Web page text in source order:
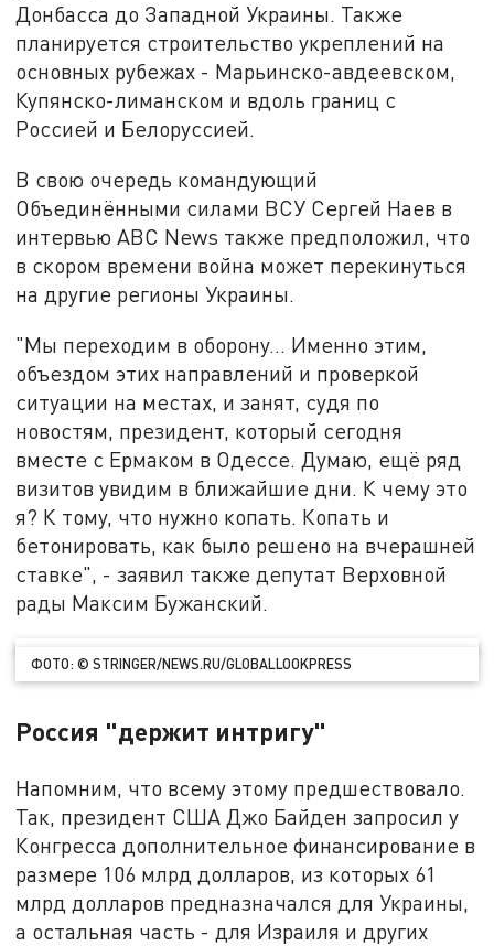
Донбасса до Западной Украины. Также
планируется строительство укреплений на
основных рубежах - Марьинско-авдеевском,
Купянско-лиманском и вдоль границ с
Россией и Белоруссией.
В свою очередь командующий
Объединёнными силами ВСУ Сергей Наев в
интервью ABC News также предположил, что
в скором времени война может перекинуться
на другие регионы Украины.
"Мы переходим в оборону… Именно этим,
объездом этих направлений и проверкой
ситуации на местах, и занят, судя по
новостям, президент, который сегодня
вместе с Ермаком в Одессе. Думаю, ещё ряд
визитов увидим в ближайшие дни. К чему это
я? К тому, что нужно копать. Копать и
бетонировать, как было решено на вчерашней
ставке", - заявил также депутат Верховной
рады Максим Бужанский.
ФОТО: © STRINGER/NEWS.RU/GLOBALLOOKPRESS
Россия "держит интригу"
Напомним, что всему этому предшествовало.
Так, президент США Джо Байден запросил у
Конгресса дополнительное финансирование в
размере 106 млрд долларов, из которых 61
млрд долларов предназначался для Украины,
а остальная часть - для Израиля и других